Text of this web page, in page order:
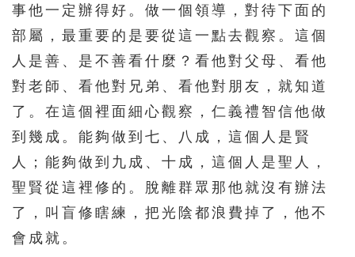
466 467 468 469 470
476 477 478 479 480
481 482 483 484 485
486 487 488 489 490
491 492 493 494 495
501
事他一定辦得好。做一個領導，對待下面的
部屬，最重要的是要從這一點去觀察。這個
人是善、是不善看什麼？看他對父母、看他
對老師、看他對兄弟、看他對朋友，就知道
了。在這個裡面細心觀察，仁義禮智信他做
到幾成。能夠做到七、八成，這個人是賢
人；能夠做到九成、十成，這個人是聖人，
聖賢從這裡修的。脫離群眾那他就沒有辦法
了，叫盲修瞎練，把光陰都浪費掉了，他不
會成就。